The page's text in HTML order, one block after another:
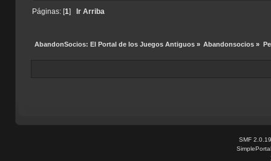
Páginas: [1] Ir Arriba
AbandonSocios: El Portal de los Juegos Antiguos» Abandonsocios »
SMF 2.0.19